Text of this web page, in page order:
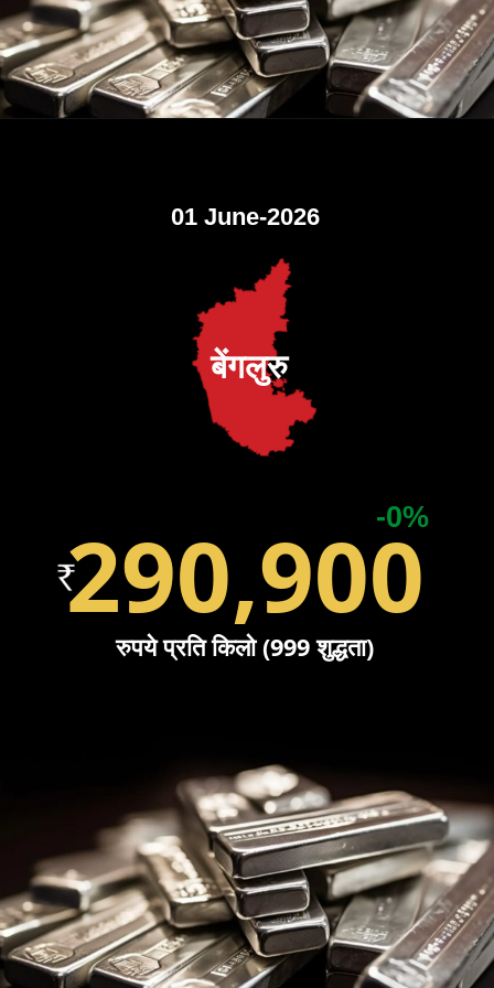
-0%
290,900
01 June-2026
रुपये प्रति किलो (999 शुद्धता)
बेंगलुरु